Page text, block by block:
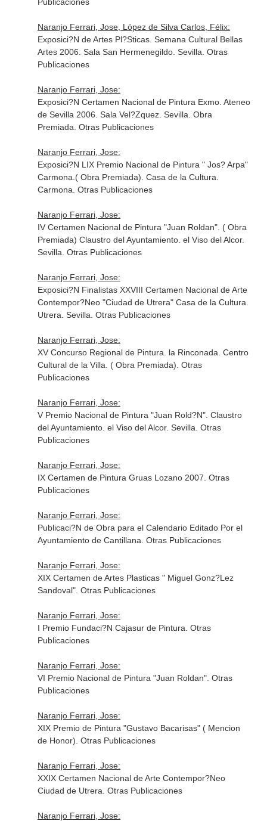
Naranjo Ferrari, Jose, López de Silva Carlos, Félix:
Exposici?N de Artes Pl?Sticas. Semana Cultural Bellas
Artes 2006. Sala San Hermenegildo. Sevilla. Otras
Publicaciones
Naranjo Ferrari, Jose:
Exposici?N Certamen Nacional de Pintura Exmo. Ateneo
de Sevilla 2006. Sala Vel?Zquez. Sevilla. Obra
Premiada. Otras Publicaciones
Naranjo Ferrari, Jose:
Exposici?N LIX Premio Nacional de Pintura " Jos? Arpa"
Carmona.( Obra Premiada). Casa de la Cultura.
Carmona. Otras Publicaciones
Naranjo Ferrari, Jose:
IV Certamen Nacional de Pintura "Juan Roldan". ( Obra
Premiada) Claustro del Ayuntamiento. el Viso del Alcor.
Sevilla. Otras Publicaciones
Naranjo Ferrari, Jose:
Exposici?N Finalistas XXVIII Certamen Nacional de Arte
Contempor?Neo "Ciudad de Utrera" Casa de la Cultura.
Utrera. Sevilla. Otras Publicaciones
Naranjo Ferrari, Jose:
XV Concurso Regional de Pintura. la Rinconada. Centro
Cultural de la Villa. ( Obra Premiada). Otras
Publicaciones
Naranjo Ferrari, Jose:
V Premio Nacional de Pintura "Juan Rold?N". Claustro
del Ayuntamiento. el Viso del Alcor. Sevilla. Otras
Publicaciones
Naranjo Ferrari, Jose:
IX Certamen de Pintura Gruas Lozano 2007. Otras
Publicaciones
Naranjo Ferrari, Jose:
Publicaci?N de Obra para el Calendario Editado Por el
Ayuntamiento de Cantillana. Otras Publicaciones
Naranjo Ferrari, Jose:
XIX Certamen de Artes Plasticas " Miguel Gonz?Lez
Sandoval". Otras Publicaciones
Naranjo Ferrari, Jose:
I Premio Fundaci?N Cajasur de Pintura. Otras
Publicaciones
Naranjo Ferrari, Jose:
VI Premio Nacional de Pintura "Juan Roldan". Otras
Publicaciones
Naranjo Ferrari, Jose:
XIX Premio de Pintura "Gustavo Bacarisas" ( Mencion
de Honor). Otras Publicaciones
Naranjo Ferrari, Jose:
XXIX Certamen Nacional de Arte Contempor?Neo
Ciudad de Utrera. Otras Publicaciones
Naranjo Ferrari, Jose: